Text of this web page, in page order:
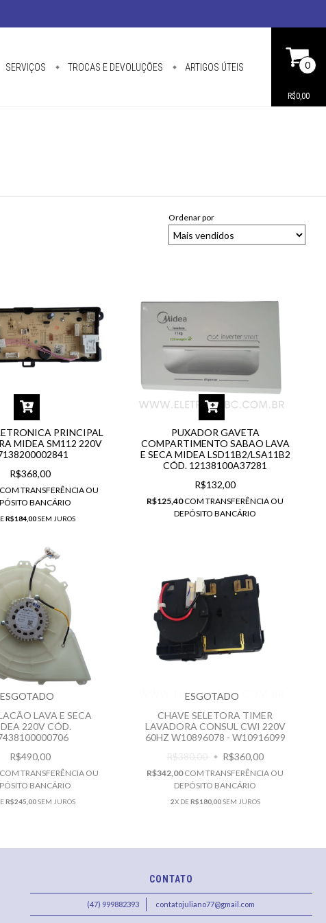
SERVIÇOS TROCAS E DEVOLUÇÕES ARTIGOS ÚTEIS 0
R$0,00
Ordenar por
PRINCIPAL
MIDEA SM112 220V
R$368,00
COM TRANSFERÊNCIA OU
BANCÁRIO
R$184,00SEM JUROS
PUXADOR GAVETA
COMPARTIMENTO SABAO LAVA
E SECA MIDEA LSD11B2/LSA11B2
CÓD. 12138100A37281
R$132,00
R$125,40COM TRANSFERÊNCIA OU
DEPÓSITO BANCÁRIO
ESGOTADO
LAVA E SECA
220V CÓD.
R$490,00
COM TRANSFERÊNCIA OU
BANCÁRIO
R$245,00SEM JUROS
ESGOTADO
CHAVE SELETORA TIMER
LAVADORA CONSUL CWI 220V
60HZ W10896078 - W10916099
R$380,00
R$360,00
R$342,00COM TRANSFERÊNCIA OU
DEPÓSITO BANCÁRIO
2X DER$180,00SEM JUROS
CONTATO
(47) 999882393 contatojuliano77@gmail.com